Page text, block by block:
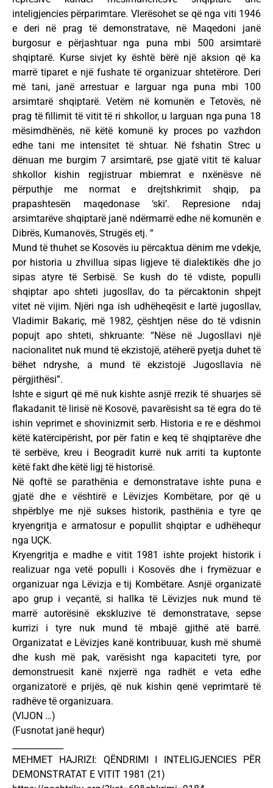
inteligjencies përparimtare. Vlerësohet se që nga viti 1946
e deri në prag të demonstratave, në Maqedoni janë
burgosur e përjashtuar nga puna mbi 500 arsimtarë
shqiptarë. Kurse sivjet ky është bërë një aksion që ka
marrë tiparet e një fushate të organizuar shtetërore. Deri
më tani, janë arrestuar e larguar nga puna mbi 100
arsimtarë shqiptarë. Vetëm në komunën e Tetovës, në
prag të fillimit të vitit të ri shkollor, u larguan nga puna 18
mësimdhënës, në këtë komunë ky proces po vazhdon
edhe tani me intensitet të shtuar. Në fshatin Strec u
dënuan me burgim 7 arsimtarë, pse gjatë vitit të kaluar
shkollor kishin regjistruar mbiemrat e nxënësve në
përputhje me normat e drejtshkrimit shqip, pa
prapashtesën maqedonase ‘ski’. Represione ndaj
arsimtarëve shqiptarë janë ndërmarrë edhe në komunën e
Dibrës, Kumanovës, Strugës etj. “
Mund të thuhet se Kosovës iu përcaktua dënim me vdekje,
por historia u zhvillua sipas ligjeve të dialektikës dhe jo
sipas atyre të Serbisë. Se kush do të vdiste, populli
shqiptar apo shteti jugosllav, do ta përcaktonin shpejt
vitet në vijim. Njëri nga ish udhëheqësit e lartë jugosllav,
Vladimir Bakariç, më 1982, çështjen nëse do të vdisnin
popujt apo shteti, shkruante: “Nëse në Jugosllavi një
nacionalitet nuk mund të ekzistojë, atëherë pyetja duhet të
bëhet ndryshe, a mund të ekzistojë Jugosllavia në
përgjithësi”.
Ishte e sigurt që më nuk kishte asnjë rrezik të shuarjes së
flakadanit të lirisë në Kosovë, pavarësisht sa të egra do të
ishin veprimet e shovinizmit serb. Historia e re e dëshmoi
këtë katërcipërisht, por për fatin e keq të shqiptarëve dhe
të serbëve, kreu i Beogradit kurrë nuk arriti ta kuptonte
këtë fakt dhe këtë ligj të historisë.
Në qoftë se parathënia e demonstratave ishte puna e
gjatë dhe e vështirë e Lëvizjes Kombëtare, por që u
shpërblye me një sukses historik, pasthënia e tyre qe
kryengritja e armatosur e popullit shqiptar e udhëhequr
nga UÇK.
Kryengritja e madhe e vitit 1981 ishte projekt historik i
realizuar nga vetë populli i Kosovës dhe i frymëzuar e
organizuar nga Lëvizja e tij Kombëtare. Asnjë organizatë
apo grup i veçantë, si hallka të Lëvizjes nuk mund të
marrë autorësinë ekskluzive të demonstratave, sepse
kurrizi i tyre nuk mund të mbajë gjithë atë barrë.
Organizatat e Lëvizjes kanë kontribuuar, kush më shumë
dhe kush më pak, varësisht nga kapaciteti tyre, por
demonstruesit kanë nxjerrë nga radhët e veta edhe
organizatorë e prijës, që nuk kishin qenë veprimtarë të
radhëve të organizuara.
(VIJON …)
(Fusnotat janë hequr)
MEHMET HAJRIZI: QËNDRIMI I INTELIGJENCIES PËR
DEMONSTRATAT E VITIT 1981 (21)